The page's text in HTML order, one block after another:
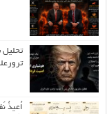
تحلیل
اُعیذُ